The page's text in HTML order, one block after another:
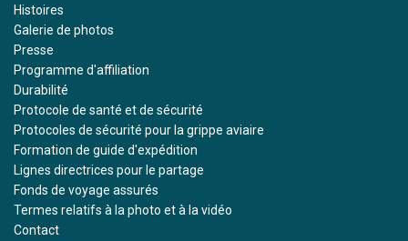
Histoires
Galerie de photos
Presse
Programme d'affiliation
Durabilité
Protocole de santé et de sécurité
Protocoles de sécurité pour la grippe aviaire
Formation de guide d'expédition
Lignes directrices pour le partage
Fonds de voyage assurés
Termes relatifs à la photo et à la vidéo
Contact